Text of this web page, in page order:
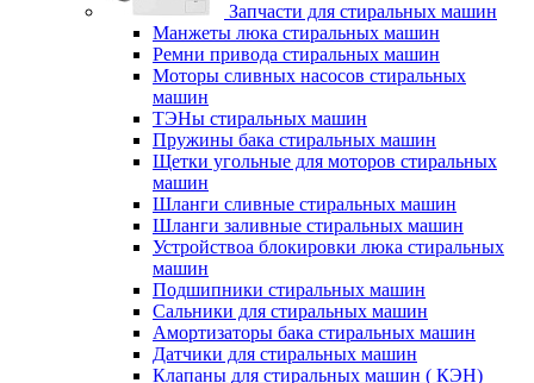
Запчасти для стиральных машин
Манжеты люка стиральных машин
Ремни привода стиральных машин
Моторы сливных насосов стиральных
машин
ТЭНы стиральных машин
Пружины бака стиральных машин
Щетки угольные для моторов стиральных
машин
Шланги сливные стиральных машин
Шланги заливные стиральных машин
Устройствоа блокировки люка стиральных
машин
Подшипники стиральных машин
Сальники для стиральных машин
Амортизаторы бака стиральных машин
Датчики для стиральных машин
Клапаны для стиральных машин ( КЭН)